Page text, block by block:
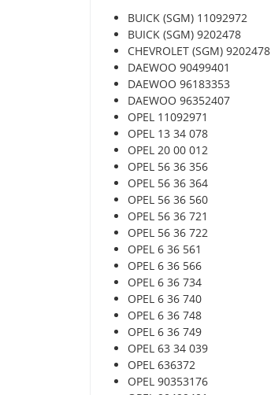
BUICK (SGM) 11092972
BUICK (SGM) 9202478
CHEVROLET (SGM) 9202478
DAEWOO 90499401
DAEWOO 96183353
DAEWOO 96352407
OPEL 11092971
OPEL 13 34 078
OPEL 20 00 012
OPEL 56 36 356
OPEL 56 36 364
OPEL 56 36 560
OPEL 56 36 721
OPEL 56 36 722
OPEL 6 36 561
OPEL 6 36 566
OPEL 6 36 734
OPEL 6 36 740
OPEL 6 36 748
OPEL 6 36 749
OPEL 63 34 039
OPEL 636372
OPEL 90353176